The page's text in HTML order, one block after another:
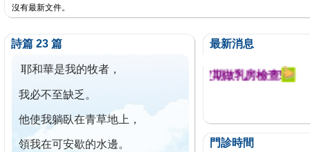
沒有最新文件。
詩篇 23 篇
耶和華是我的牧者，
我必不至缺乏。
他使我躺臥在青草地上，
領我在可安歇的水邊。
最新消息
今已篩檢出1700位乳癌患者,提醒您定期做乳房檢查!
門診時間